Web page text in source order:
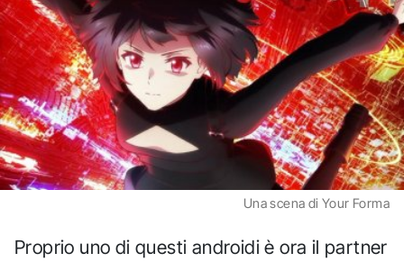
Una scena di Your Forma
Proprio uno di questi androidi è ora il partner